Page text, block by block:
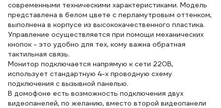
современными техническими характеристиками. Модель
представлена в белом цвете с перламутровым оттенком,
выполнена в корпусе из высококачественного пластика.
Управление осуществляется при помощи механических
кнопок - это удобно для тех, кому важна обратная
тактильная связь.
Монитор подключается напрямую к сети 220В,
использует стандартную 4-х проводную схему
подключения с вызывной панелью.
В домофоне есть возможность подключения двух
видеопанелей, по желанию, вместо второй видеопанели